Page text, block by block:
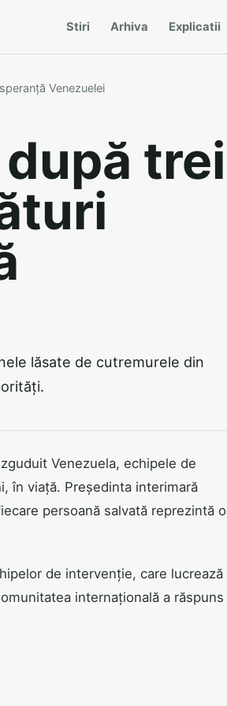
Stiri Arhiva Explicatii
Venezuelei
trei
lăsate de cutremurele din
Venezuela, echipele de
în viață. Președinta interimară
persoană salvată reprezintă o
de intervenție, care lucrează
internațională a răspuns